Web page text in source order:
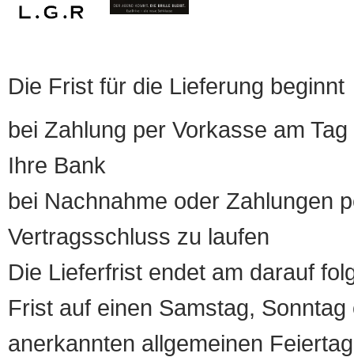
Die Frist für die Lieferung beginnt
bei Zahlung per Vorkasse am
Ihre Bank
bei Nachnahme oder Zahlungen
Vertragsschluss zu laufen
Die Lieferfrist endet am darauf
Frist auf einen Samstag,
anerkannten allgemeinen